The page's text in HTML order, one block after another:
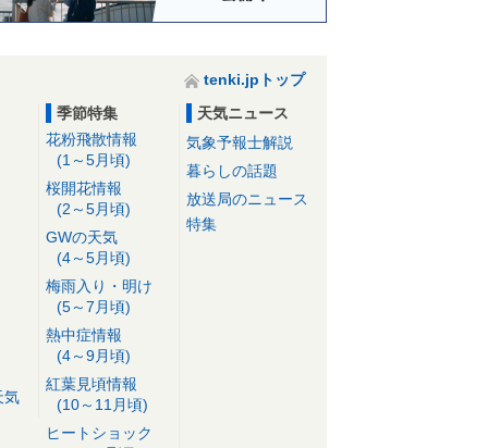
tenki.jpトップ
気
季節特集
花粉飛散情報
(1～5月頃)
桜開花情報
(2～5月頃)
GWの天気
(4～5月頃)
梅雨入り・明け
(5～7月頃)
熱中症情報
(4～9月頃)
紅葉見頃情報
(10～11月頃)
ヒートショック
天気ニュース
気象予報士解説
暮らしの話題
放送局のニュース
特集